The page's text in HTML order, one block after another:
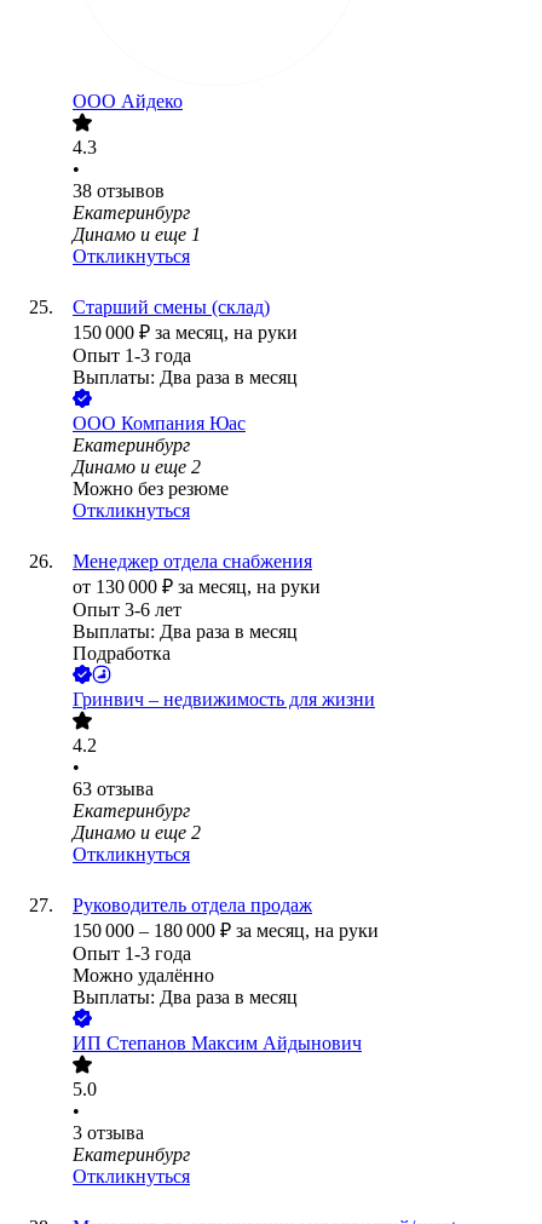
ООО Айдеко
4.3
•
38 отзывов
Екатеринбург
Динамо и еще 1
Откликнуться
Старший смены (склад)
150 000 ₽ за месяц, на руки
Опыт 1-3 года
Выплаты: Два раза в месяц
ООО Компания Юас
Екатеринбург
Динамо и еще 2
Можно без резюме
Откликнуться
Менеджер отдела снабжения
от 130 000 ₽ за месяц, на руки
Опыт 3-6 лет
Выплаты: Два раза в месяц
Подработка
Гринвич – недвижимость для жизни
4.2
•
63 отзыва
Екатеринбург
Динамо и еще 2
Откликнуться
Руководитель отдела продаж
150 000 – 180 000 ₽ за месяц, на руки
Опыт 1-3 года
Можно удалённо
Выплаты: Два раза в месяц
ИП Степанов Максим Айдынович
5.0
•
3 отзыва
Екатеринбург
Откликнуться